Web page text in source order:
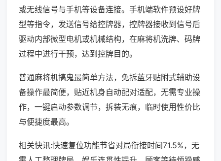
或无线信号与手机等设备连接。手机端软件预设好牌
型等指令，发送信号给控牌器，控牌器接收到信号后
驱动内部微型电机或机械结构，在麻将机洗牌、码牌
过程中进行干预，达到控牌目的。
普通麻将机搞鬼最简单方法，免拆蓝牙贴附式辅助设
备操作最简便，贴近机身自动配对适配，无需专业操
作，一键启动参数调节，拆装无痕，临时使用性价比
与便捷度最高。
相关快讯:快速复位功能节省对局衔接时间71.5%，无